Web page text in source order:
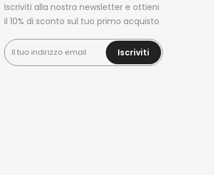
Iscriviti alla nostra newsletter e ottieni
il 10% di sconto sul tuo primo acquisto
Iscriviti